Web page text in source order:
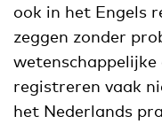
ook in het Engels
zeggen zonder
wetenschappelijke
registreren vaak
het Nederlands